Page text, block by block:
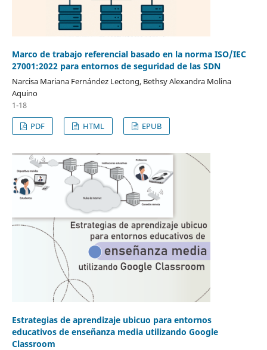
Marco de trabajo referencial basado en la norma ISO/IEC
27001:2022 para entornos de seguridad de las SDN
Narcisa Mariana Fernández Lectong, Bethsy Alexandra Molina
Aquino
1-18
PDF
HTML EPUB
Estrategias de aprendizaje ubicuo para entornos
educativos de enseñanza media utilizando Google
Classroom